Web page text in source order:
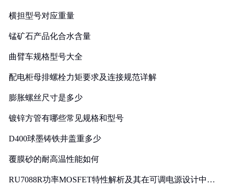
横担型号对应重量
锰矿石产品化合水含量
曲臂车规格型号大全
配电柜母排螺栓力矩要求及连接规范详解
膨胀螺丝尺寸是多少
镀锌方管有哪些常见规格和型号
D400球墨铸铁井盖重多少
覆膜砂的耐高温性能如何
RU7088R功率MOSFET特性解析及其在可调电源设计中的